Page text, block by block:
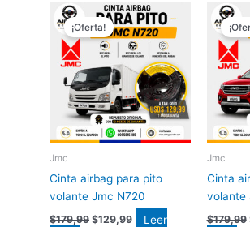
¡Oferta!
Jmc
Cinta airbag para pito
volante Jmc N720
$179,99
precio
original
era:
$179,99.
$129,99
El
precio
actual
es:
$129,99.
Leer
Jmc
Cinta
volante
$179,99